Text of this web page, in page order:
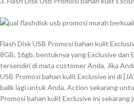
Flash Disk USB Promosi bahan kulit
8GB, 16gb. bentuknya yang Exclusive dan
tersendiri di mata customer Anda. Jika
USB Promosi bahan kulit Exclusive ini di
balik lagi untuk Anda. Action sekarang
Promosi bahan kulit Exclusive ini